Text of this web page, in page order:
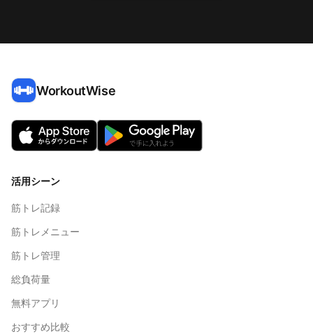
WorkoutWise
活用シーン
筋トレ記録
筋トレメニュー
筋トレ管理
総負荷量
無料アプリ
おすすめ比較